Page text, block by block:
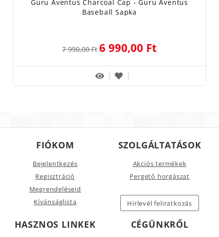
Guru Aventus Charcoal Cap - Guru Aventus
Baseball Sapka
7 990,00 Ft 6 990,00 Ft
FIÓKOM
Bejelentkezés
Regisztráció
Megrendeléseid
Kívánságlista
SZOLGÁLTATÁSOK
Akciós termékek
Pergető horgászat
Hírlevél feliratkozás
HASZNOS LINKEK CÉGÜNKRŐL